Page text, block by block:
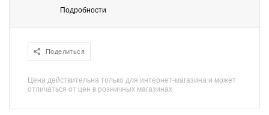
Подробности
Поделиться
Цена действительна только для интернет-магазина и может
отличаться от цен в розничных магазинах